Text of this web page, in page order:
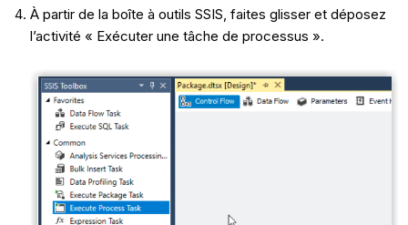
À partir de la boîte à outils SSIS, faites glisser et déposez
l’activité « Exécuter une tâche de processus ».